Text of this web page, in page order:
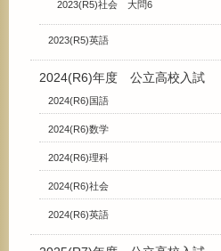
2023(R5)社会 大問6
2023(R5)英語
2024(R6)年度 公立高校入試
2024(R6)国語
2024(R6)数学
2024(R6)理科
2024(R6)社会
2024(R6)英語